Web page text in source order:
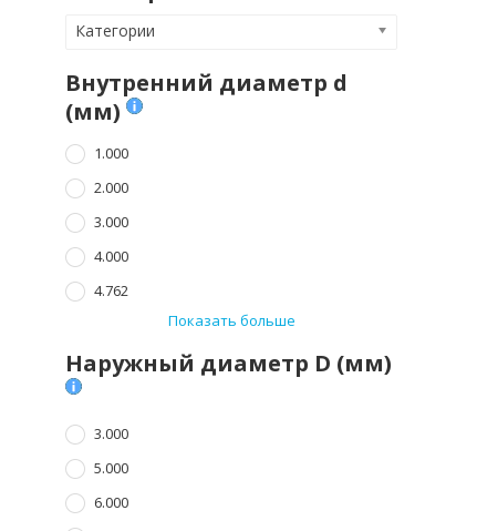
Категории
Внутренний диаметр d
(мм)
1.000
2.000
3.000
4.000
4.762
Показать больше
Наружный диаметр D (мм)
3.000
5.000
6.000